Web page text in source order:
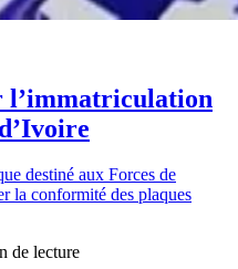
l’immatriculation
destiné aux Forces de
la conformité des plaques
de lecture